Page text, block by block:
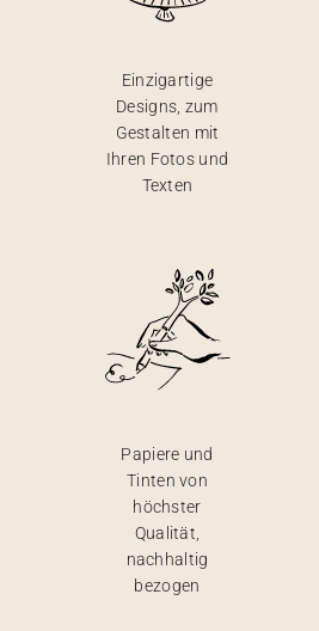
Einzigartige
Designs, zum
Gestalten mit
Ihren Fotos und
Texten
Papiere und
Tinten von
höchster
Qualität,
nachhaltig
bezogen